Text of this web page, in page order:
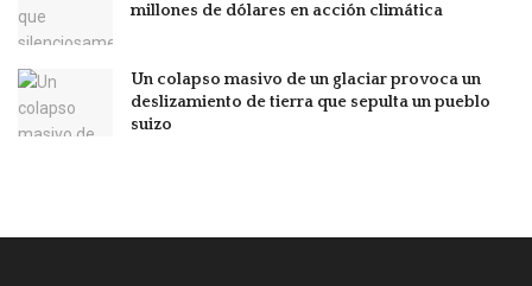
millones de dólares en acción climática
Un colapso masivo de un glaciar provoca un
deslizamiento de tierra que sepulta un pueblo
suizo